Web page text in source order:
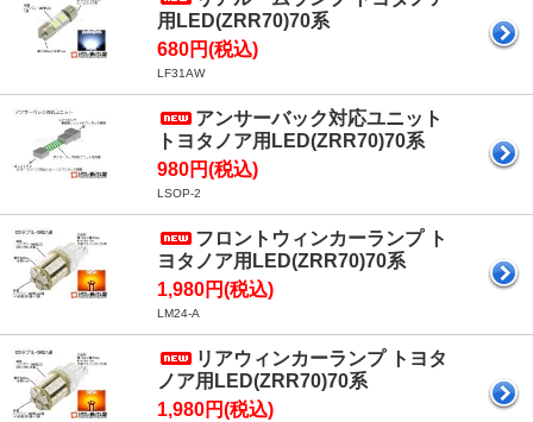
用LED(ZRR70)70系
680円(税込)
LF31AW
アンサーバック対応ユニット
トヨタノア用LED(ZRR70)70系
980円(税込)
LSOP-2
フロントウィンカーランプ ト
ヨタノア用LED(ZRR70)70系
1,980円(税込)
LM24-A
リアウィンカーランプ トヨタ
ノア用LED(ZRR70)70系
1,980円(税込)